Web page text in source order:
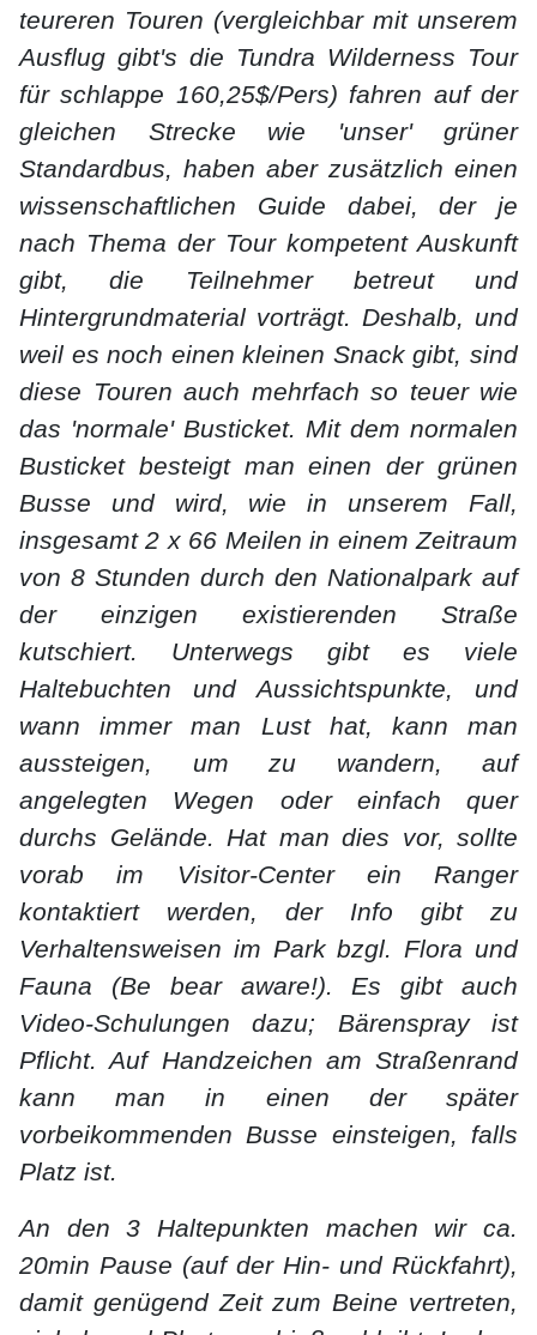
teureren Touren (vergleichbar mit unserem
Ausflug gibt's die Tundra Wilderness Tour
für schlappe 160,25$/Pers) fahren auf der
gleichen Strecke wie 'unser' grüner
Standardbus, haben aber zusätzlich einen
wissenschaftlichen Guide dabei, der je
nach Thema der Tour kompetent Auskunft
gibt, die Teilnehmer betreut und
Hintergrundmaterial vorträgt. Deshalb, und
weil es noch einen kleinen Snack gibt, sind
diese Touren auch mehrfach so teuer wie
das 'normale' Busticket. Mit dem normalen
Busticket besteigt man einen der grünen
Busse und wird, wie in unserem Fall,
insgesamt 2 x 66 Meilen in einem Zeitraum
von 8 Stunden durch den Nationalpark auf
der einzigen existierenden Straße
kutschiert. Unterwegs gibt es viele
Haltebuchten und Aussichtspunkte, und
wann immer man Lust hat, kann man
aussteigen, um zu wandern, auf
angelegten Wegen oder einfach quer
durchs Gelände. Hat man dies vor, sollte
vorab im Visitor-Center ein Ranger
kontaktiert werden, der Info gibt zu
Verhaltensweisen im Park bzgl. Flora und
Fauna (Be bear aware!). Es gibt auch
Video-Schulungen dazu; Bärenspray ist
Pflicht. Auf Handzeichen am Straßenrand
kann man in einen der später
vorbeikommenden Busse einsteigen, falls
Platz ist.
An den 3 Haltepunkten machen wir ca.
20min Pause (auf der Hin- und Rückfahrt),
damit genügend Zeit zum Beine vertreten,